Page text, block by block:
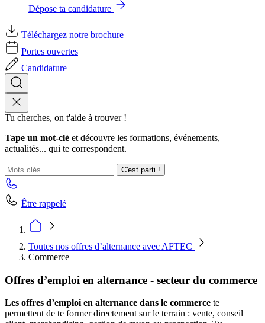
Dépose ta candidature
Téléchargez notre brochure
Portes ouvertes
Candidature
Tu cherches, on t'aide à trouver !
Tape un mot-clé et découvre les formations, événements,
actualités... qui te correspondent.
C'est parti !
Être rappelé
Toutes nos offres d’alternance avec AFTEC
Commerce
Offres d’emploi en alternance - secteur du commerce
Les offres d’emploi en alternance dans le commerce te
permettent de te former directement sur le terrain : vente, conseil